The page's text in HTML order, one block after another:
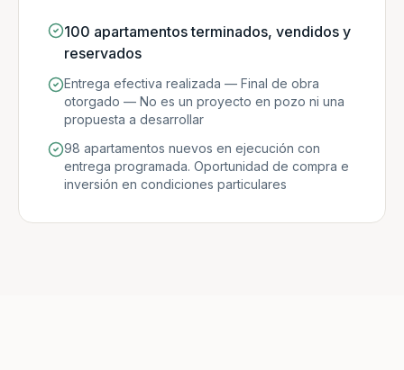
100 apartamentos terminados, vendidos y
reservados
Entrega efectiva realizada — Final de obra
otorgado — No es un proyecto en pozo ni una
propuesta a desarrollar
98 apartamentos nuevos en ejecución con
entrega programada. Oportunidad de compra e
inversión en condiciones particulares